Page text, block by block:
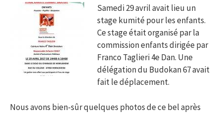
Samedi 29 avril avait lieu un
stage kumité pour les enfants.
Ce stage était organisé par la
commission enfants dirigée par
Franco Taglieri 4e Dan. Une
délégation du Budokan 67 avait
fait le déplacement.
Nous avons bien-sûr quelques photos de ce bel après